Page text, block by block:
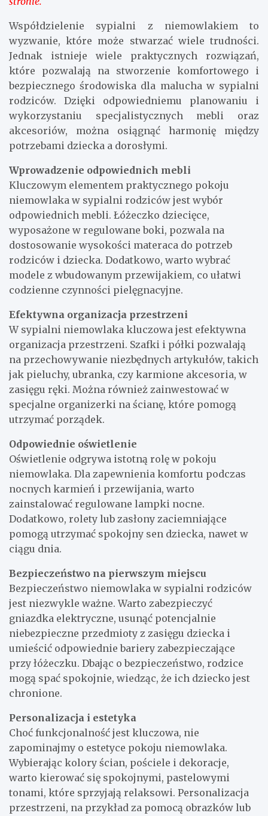
Współdzielenie sypialni z niemowlakiem to
wyzwanie, które może stwarzać wiele trudności.
Jednak istnieje wiele praktycznych rozwiązań,
które pozwalają na stworzenie komfortowego i
bezpiecznego środowiska dla malucha w sypialni
rodziców. Dzięki odpowiedniemu planowaniu i
wykorzystaniu specjalistycznych mebli oraz
akcesoriów, można osiągnąć harmonię między
potrzebami dziecka a dorosłymi.
Wprowadzenie odpowiednich mebli
Kluczowym elementem praktycznego pokoju
niemowlaka w sypialni rodziców jest wybór
odpowiednich mebli. Łóżeczko dziecięce,
wyposażone w regulowane boki, pozwala na
dostosowanie wysokości materaca do potrzeb
rodziców i dziecka. Dodatkowo, warto wybrać
modele z wbudowanym przewijakiem, co ułatwi
codzienne czynności pielęgnacyjne.
Efektywna organizacja przestrzeni
W sypialni niemowlaka kluczowa jest efektywna
organizacja przestrzeni. Szafki i półki pozwalają
na przechowywanie niezbędnych artykułów, takich
jak pieluchy, ubranka, czy karmione akcesoria, w
zasięgu ręki. Można również zainwestować w
specjalne organizerki na ścianę, które pomogą
utrzymać porządek.
Odpowiednie oświetlenie
Oświetlenie odgrywa istotną rolę w pokoju
niemowlaka. Dla zapewnienia komfortu podczas
nocnych karmień i przewijania, warto
zainstalować regulowane lampki nocne.
Dodatkowo, rolety lub zasłony zaciemniające
pomogą utrzymać spokojny sen dziecka, nawet w
ciągu dnia.
Bezpieczeństwo na pierwszym miejscu
Bezpieczeństwo niemowlaka w sypialni rodziców
jest niezwykle ważne. Warto zabezpieczyć
gniazdka elektryczne, usunąć potencjalnie
niebezpieczne przedmioty z zasięgu dziecka i
umieścić odpowiednie bariery zabezpieczające
przy łóżeczku. Dbając o bezpieczeństwo, rodzice
mogą spać spokojnie, wiedząc, że ich dziecko jest
chronione.
Personalizacja i estetyka
Choć funkcjonalność jest kluczowa, nie
zapominajmy o estetyce pokoju niemowlaka.
Wybierając kolory ścian, pościele i dekoracje,
warto kierować się spokojnymi, pastelowymi
tonami, które sprzyjają relaksowi. Personalizacja
przestrzeni, na przykład za pomocą obrazków lub